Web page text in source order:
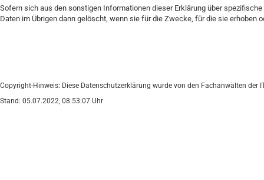
Sofern sich aus den sonstigen Informationen dieser Erklärung über
Daten im Übrigen dann gelöscht, wenn sie für die Zwecke, für die sie
Copyright-Hinweis: Diese Datenschutzerklärung wurde von den Fachanwälten der
Stand: 05.07.2022, 08:53:07 Uhr